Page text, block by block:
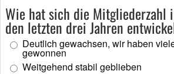
Wie hat sich die Mitgliederzahl
den letzten drei Jahren
Deutlich gewachsen, wir haben
gewonnen
Weitgehend stabil geblieben